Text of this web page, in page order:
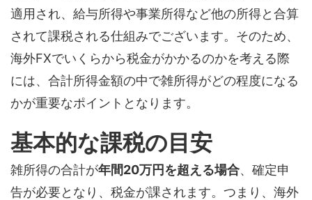
適用され、給与所得や事業所得など他の所得と合算
されて課税される仕組みでございます。そのため、
海外FXでいくらから税金がかかるのかを考える際
には、合計所得金額の中で雑所得がどの程度になる
かが重要なポイントとなります。
基本的な課税の目安
雑所得の合計が年間20万円を超える場合、確定申
告が必要となり、税金が課されます。つまり、海外